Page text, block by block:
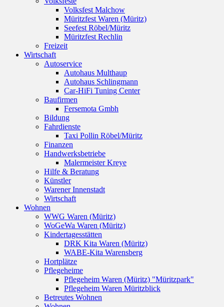
Volksfest Malchow
Müritzfest Waren (Müritz)
Seefest Röbel/Müritz
Müritzfest Rechlin
Freizeit
Wirtschaft
Autoservice
Autohaus Multhaup
Autohaus Schlingmann
Car-HiFi Tuning Center
Baufirmen
Fersemota Gmbh
Bildung
Fahrdienste
Taxi Pollin Röbel/Müritz
Finanzen
Handwerksbetriebe
Malermeister Kreye
Hilfe & Beratung
Künstler
Warener Innenstadt
Wirtschaft
Wohnen
WWG Waren (Müritz)
WoGeWa Waren (Müritz)
Kindertagesstätten
DRK Kita Waren (Müritz)
WABE-Kita Warensberg
Hortplätze
Pflegeheime
Pflegeheim Waren (Müritz) "Müritzpark"
Pflegeheim Waren Müritzblick
Betreutes Wohnen